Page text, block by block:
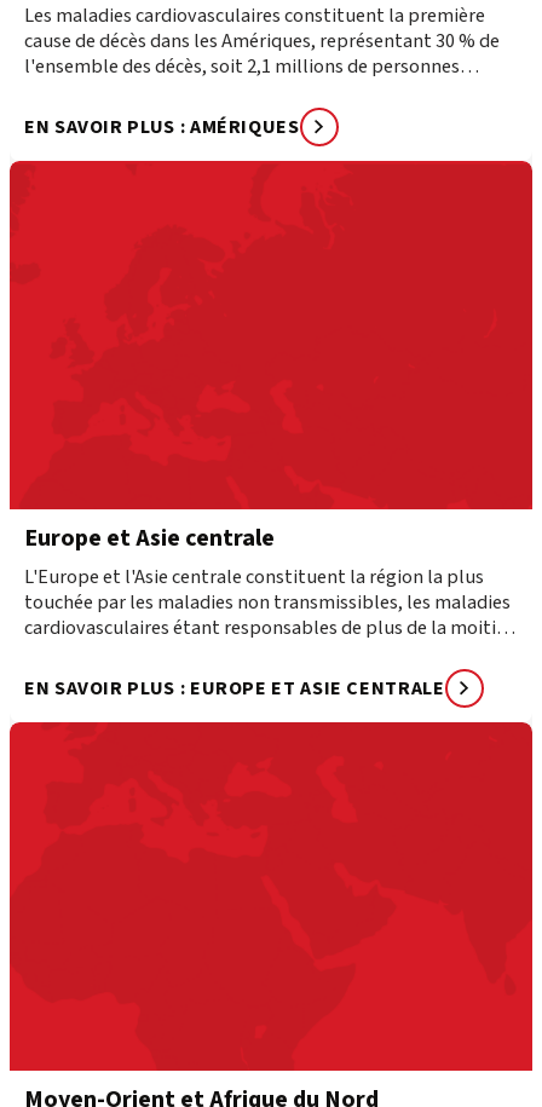
Les maladies cardiovasculaires constituent la première
cause de décès dans les Amériques, représentant 30 % de
l'ensemble des décès, soit 2,1 millions de personnes
EN SAVOIR PLUS : AMÉRIQUES
Europe et Asie centrale
L'Europe et l'Asie centrale constituent la région la plus
touchée par les maladies non transmissibles, les maladies
cardiovasculaires étant responsables de plus de la moitié
EN SAVOIR PLUS : EUROPE ET ASIE CENTRALE